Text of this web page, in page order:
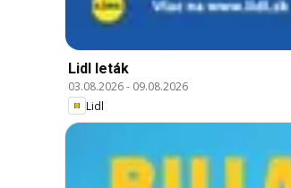
Lidl leták
03.08.2026- 09.08.2026
Lidl